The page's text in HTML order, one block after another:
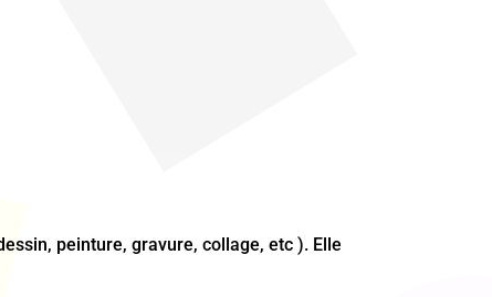
peinture, gravure, collage, etc ). Elle